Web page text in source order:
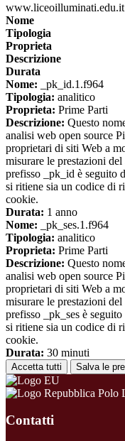
www.liceoilluminati.edu.it
Nome
Tipologia
Proprieta
Descrizione
Durata
Nome: _pk_id.1.f964
Tipologia: analitico
Proprieta: Prime Parti
Descrizione: Questo
analisi web open source
proprietari di siti Web a
misurare le prestazioni
prefisso _pk_id è seguito
si ritiene sia un codice di
cookie.
Durata: 1 anno
Nome: _pk_ses.1.f964
Tipologia: analitico
Proprieta: Prime Parti
Descrizione: Questo
analisi web open source
proprietari di siti Web a
misurare le prestazioni
prefisso _pk_ses è
si ritiene sia un codice di
cookie.
Durata: 30 minuti
Accetta tutti Salva le
Polo
Contatti